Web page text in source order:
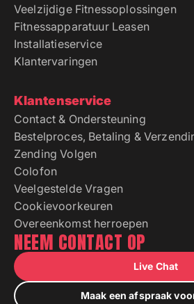
Veelzijdige Fitnessoplossingen
Fitnessapparatuur Leasen
Installatieservice
Klantervaringen
Klantenservice
Contact & Ondersteuning
Bestelproces, Betaling &
Zending Volgen
Colofon
Veelgestelde Vragen
Cookievoorkeuren
Overeenkomst herroepen
NEEM CONTACT OP
Live Chat
Maak een afspraak